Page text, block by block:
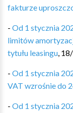
fakturze
- Od 1 stycznia
limitów
tytułu leasingu,
- Od 1 stycznia
VAT wzrośnie do
- Od 1 stycznia